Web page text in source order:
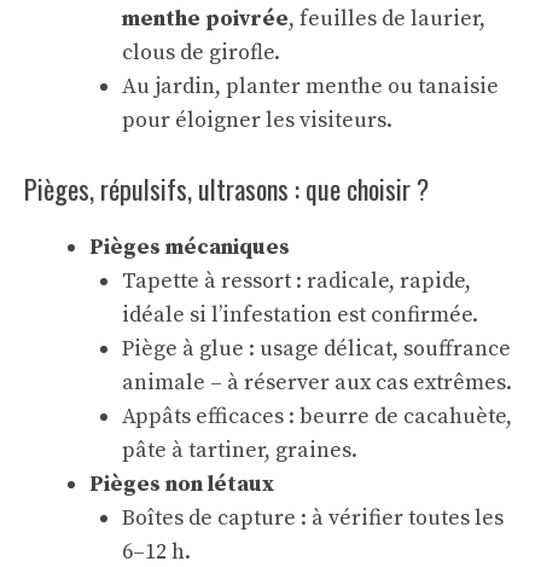
menthe poivrée, feuilles de laurier,
clous de girofle.
Au jardin, planter menthe ou tanaisie
pour éloigner les visiteurs.
Pièges, répulsifs, ultrasons : que choisir ?
Pièges mécaniques
Tapette à ressort : radicale, rapide,
idéale si l’infestation est confirmée.
Piège à glue : usage délicat, souffrance
animale – à réserver aux cas extrêmes.
Appâts efficaces : beurre de cacahuète,
pâte à tartiner, graines.
Pièges non létaux
Boîtes de capture : à vérifier toutes les
6–12 h.